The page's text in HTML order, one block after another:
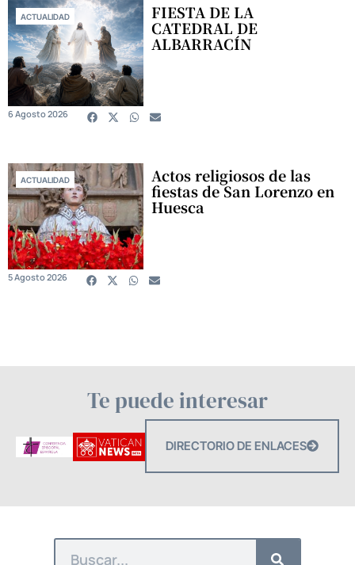
ACTUALIDAD FIESTA DE LA
CATEDRAL DE
ALBARRACÍN
6 Agosto 2026
ACTUALIDAD Actos religiosos de las
fiestas de San Lorenzo en
Huesca
5 Agosto 2026
Te puede interesar
DIRECTORIO DE ENLACES